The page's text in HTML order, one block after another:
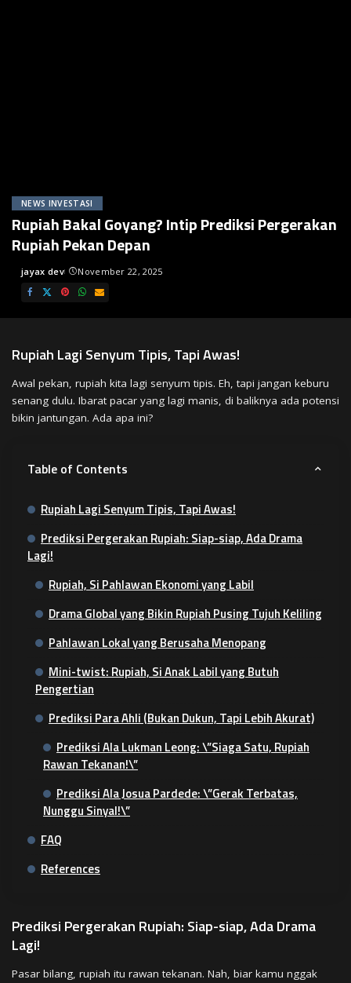
NEWS INVESTASI
Rupiah Bakal Goyang? Intip Prediksi Pergerakan
Rupiah Pekan Depan
Posted
by
jayax dev November 22, 2025
Rupiah Lagi Senyum Tipis, Tapi Awas!
Awal pekan, rupiah kita lagi senyum tipis. Eh, tapi jangan keburu
senang dulu. Ibarat pacar yang lagi manis, di baliknya ada potensi
bikin jantungan. Ada apa ini?
Table of Contents
Rupiah Lagi Senyum Tipis, Tapi Awas!
Prediksi Pergerakan Rupiah: Siap-siap, Ada Drama
Lagi!
Rupiah, Si Pahlawan Ekonomi yang Labil
Drama Global yang Bikin Rupiah Pusing Tujuh Keliling
Pahlawan Lokal yang Berusaha Menopang
Mini-twist: Rupiah, Si Anak Labil yang Butuh
Pengertian
Prediksi Para Ahli (Bukan Dukun, Tapi Lebih Akurat)
Prediksi Ala Lukman Leong: \”Siaga Satu, Rupiah
Rawan Tekanan!\”
Prediksi Ala Josua Pardede: \”Gerak Terbatas,
Nunggu Sinyal!\”
FAQ
References
Prediksi Pergerakan Rupiah: Siap-siap, Ada Drama
Lagi!
Pasar bilang, rupiah itu rawan tekanan. Nah, biar kamu nggak